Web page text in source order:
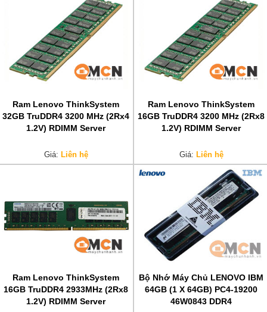
Ram Lenovo ThinkSystem
32GB TruDDR4 3200 MHz (2Rx4
1.2V) RDIMM Server
Giá: Liên hệ
Ram Lenovo ThinkSystem
16GB TruDDR4 3200 MHz (2Rx8
1.2V) RDIMM Server
Giá: Liên hệ
Ram Lenovo ThinkSystem
16GB TruDDR4 2933MHz (2Rx8
1.2V) RDIMM Server
Bộ Nhớ Máy Chủ LENOVO IBM
64GB (1 X 64GB) PC4-19200
46W0843 DDR4